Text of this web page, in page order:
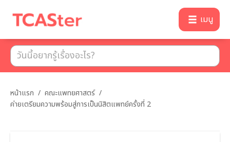
เมนู
หน้าแรก / คณะแพทยศาสตร์ /
ค่ายเตรียมความพร้อมสู่การเป็นนิสิตแพทย์ครั้งที่ 2